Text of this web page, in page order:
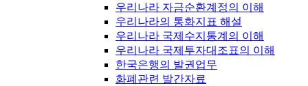
우리나라 자금순환계정의 이해
우리나라의 통화지표 해설
우리나라 국제수지통계의 이해
우리나라 국제투자대조표의 이해
한국은행의 발권업무
화폐관련 발간자료